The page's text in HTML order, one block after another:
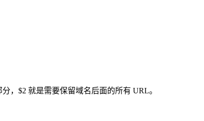
，$2 就是需要保留域名后面的所有 URL。